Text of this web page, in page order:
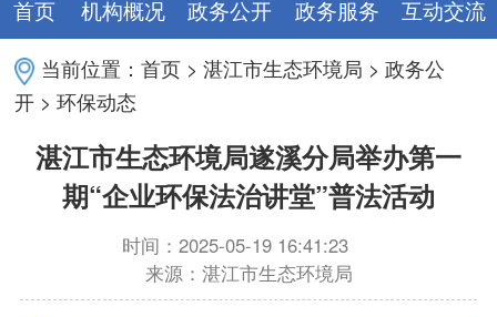
首页 机构概况 政务公开 政务服务 互动交流
当前位置：首页 >湛江市生态环境局 >政务公
开 >环保动态
湛江市生态环境局遂溪分局举办第一
期“企业环保法治讲堂”普法活动
时间：2025-05-19 16:41:23
来源：湛江市生态环境局